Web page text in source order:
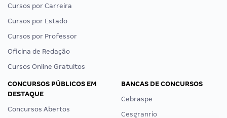
Cursos por Carreira
Cursos por Estado
Cursos por Professor
Oficina de Redação
Cursos Online Gratuitos
CONCURSOS PÚBLICOS EM
DESTAQUE
Concursos Abertos
BANCAS DE CONCURSOS
Cebraspe
Cesgranrio